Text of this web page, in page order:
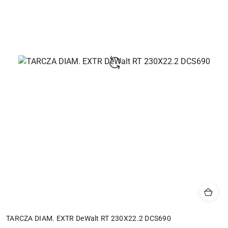
TARCZA DIAM. EXTR DeWalt RT 230X22.2 DCS690